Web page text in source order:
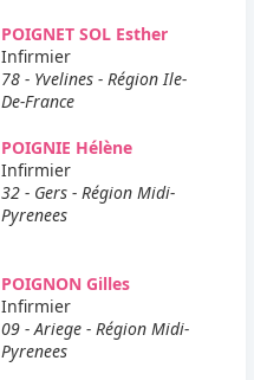
POIGNET SOL Esther
Infirmier
78 - Yvelines - Région Ile-
De-France
POIGNIE Hélène
Infirmier
32 - Gers - Région Midi-
Pyrenees
POIGNON Gilles
Infirmier
09 - Ariege - Région Midi-
Pyrenees